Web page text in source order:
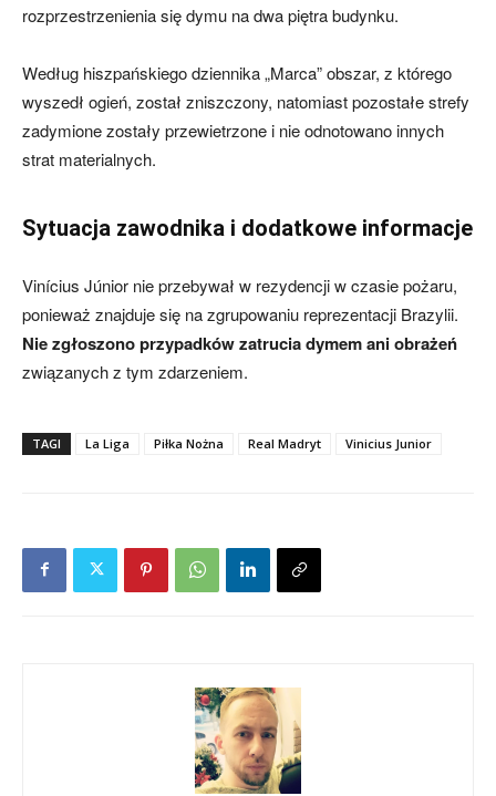
rozprzestrzenienia się dymu na dwa piętra budynku.
Według hiszpańskiego dziennika „Marca” obszar, z którego
wyszedł ogień, został zniszczony, natomiast pozostałe strefy
zadymione zostały przewietrzone i nie odnotowano innych
strat materialnych.
Sytuacja zawodnika i dodatkowe informacje
Vinícius Júnior nie przebywał w rezydencji w czasie pożaru,
ponieważ znajduje się na zgrupowaniu reprezentacji Brazylii.
Nie zgłoszono przypadków zatrucia dymem ani obrażeń
związanych z tym zdarzeniem.
TAGI La Liga Piłka Nożna Real Madryt Vinicius Junior